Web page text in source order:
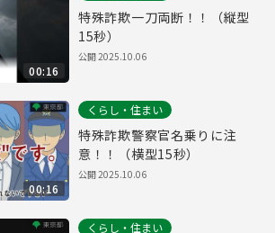
00:16
特殊詐欺一刀両断！！（縦型
15秒）
公開2025.10.06
00:16
くらし・住まい
特殊詐欺警察官名乗りに注
意！！（横型15秒）
公開2025.10.06
くらし・住まい